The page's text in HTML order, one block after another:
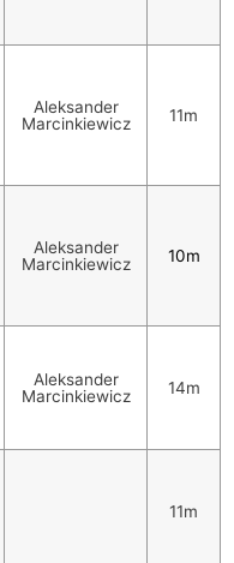
Aleksander
Marcinkiewicz
11m
Aleksander
Marcinkiewicz
10m
Aleksander
Marcinkiewicz
14m
11m